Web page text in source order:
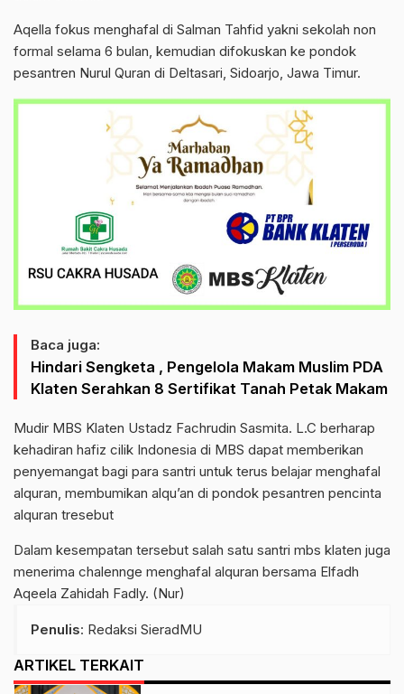
Aqella fokus menghafal di Salman Tahfid yakni sekolah non
formal selama 6 bulan, kemudian difokuskan ke pondok
pesantren Nurul Quran di Deltasari, Sidoarjo, Jawa Timur.
Baca juga:
Hindari Sengketa , Pengelola Makam Muslim PDA
Klaten Serahkan 8 Sertifikat Tanah Petak Makam
Mudir MBS Klaten Ustadz Fachrudin Sasmita. L.C berharap
kehadiran hafiz cilik Indonesia di MBS dapat memberikan
penyemangat bagi para santri untuk terus belajar menghafal
alquran, membumikan alqu’an di pondok pesantren pencinta
alquran tresebut
Dalam kesempatan tersebut salah satu santri mbs klaten juga
menerima chalennge menghafal alquran bersama Elfadh
Aqeela Zahidah Fadly. (Nur)
Penulis: Redaksi SieradMU
ARTIKEL TERKAIT